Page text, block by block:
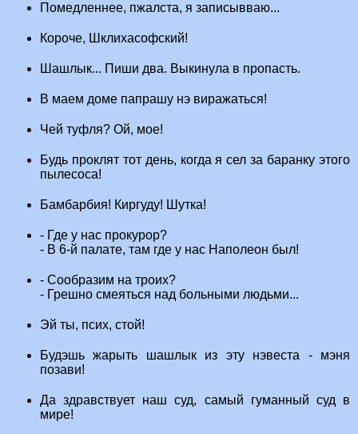
Помедленнее, пжалста, я записывваю...
Короче, Шклихасофский!
Шашлык... Пиши два. Выкинула в пропасть.
В маем доме папрашу нэ виражаться!
Чей туфля? Ой, мое!
Будь проклят тот день, когда я сел за баранку этого
пылесоса!
Бамбарбия! Киргуду! Шутка!
- Где у нас прокурор?
- В 6-й палате, там где у нас Наполеон был!
- Сообразим на троих?
- Грешно смеяться над больными людьми...
Эй ты, псих, стой!
Будэшь жарыть шашлык из этy нэвеста - мэня
позави!
Да здравствует наш суд, самый гуманный суд в
мире!